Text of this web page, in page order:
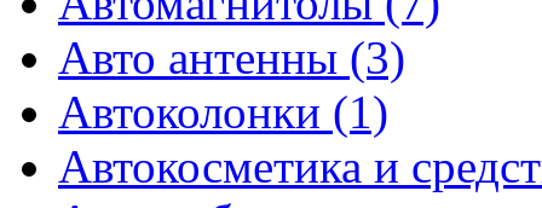
Авто антенны (3)
Автоколонки (1)
Автокосметика и